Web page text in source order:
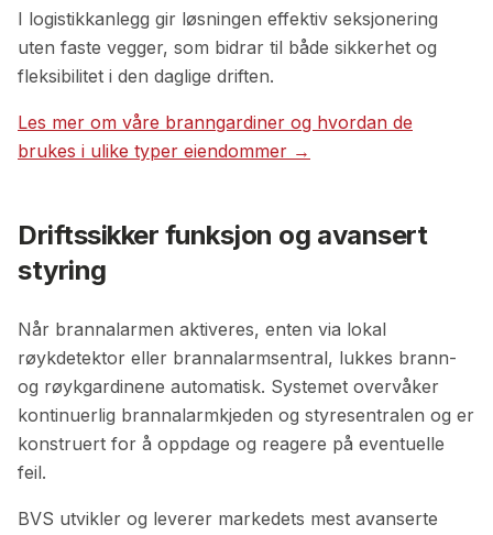
I logistikkanlegg gir løsningen effektiv seksjonering
uten faste vegger, som bidrar til både sikkerhet og
fleksibilitet i den daglige driften.
Les mer om våre branngardiner og hvordan de
brukes i ulike typer eiendommer →
Driftssikker funksjon og avansert
styring
Når brannalarmen aktiveres, enten via lokal
røykdetektor eller brannalarmsentral, lukkes brann-
og røykgardinene automatisk. Systemet overvåker
kontinuerlig brannalarmkjeden og styresentralen og er
konstruert for å oppdage og reagere på eventuelle
feil.
BVS utvikler og leverer markedets mest avanserte